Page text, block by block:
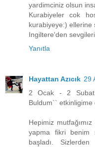
yardimciniz olsun
Kurabiyeler cok
kurabiyeye:) ellerine
Ingiltere'den
Yanıtla
Hayattan Azıcık 29
2 Ocak - 2 Subat
Buldum`` etkinligime
Hepimiz
yapma fikri benim
başladı.